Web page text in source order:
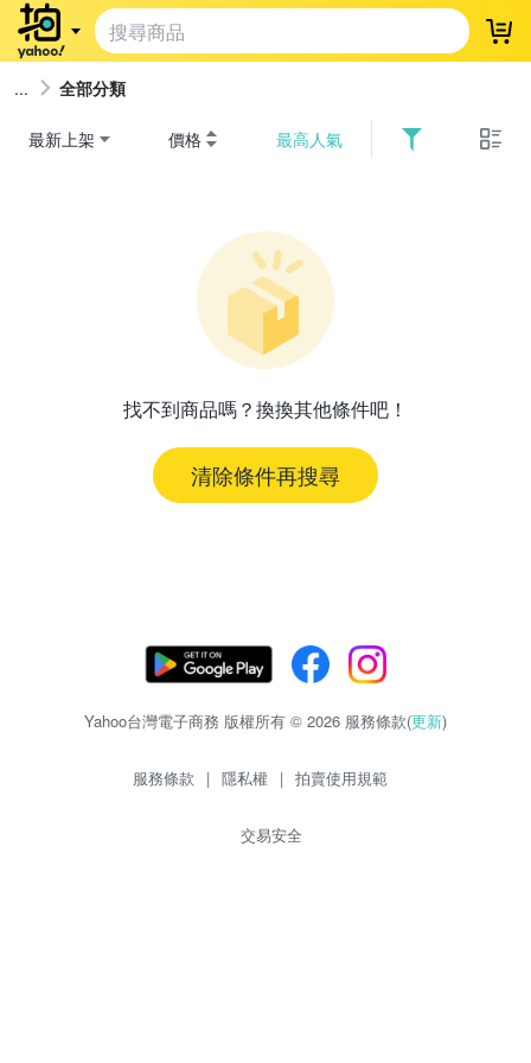
登
全部分類
最新上架 價格 最高人氣
找不到商品嗎？換換其他條件吧！
清除條件再搜尋
Yahoo台灣電子商務 版權所有 © 2026 服務條款(更新)
服務條款 | 隱私權 | 拍賣使用規範
交易安全